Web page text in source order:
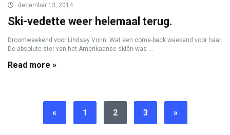
december 13, 2014
Ski-vedette weer helemaal terug.
Droomweekend voor Lindsey Vonn. Wat een come-back weekend voor haar.
De absolute ster van het Amerikaanse skiën was ...
Read more »
« 1 2 3 »